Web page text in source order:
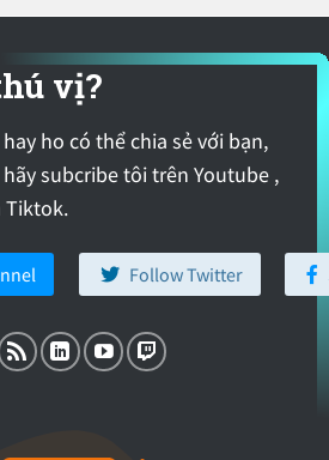
vị?
ho có thể chia sẻ với bạn,
subcribe tôi trên Youtube ,
Tiktok.
Follow Twitter